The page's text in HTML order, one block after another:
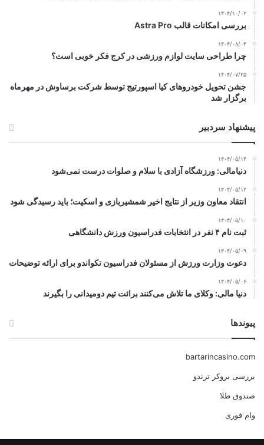
۱۴۰۴/۱۰/۰۲
بررسی امکانات قالب Astra Pro
۱۴۰۴/۰۸/۰۴
چرا طراحی سایت لوازم ورزشی در کرج فکر خوبی است؟
۱۴۰۴/۰۷/۲۵
جشن تحویل خودروهای کیا اسپورتیج توسط شرکت برساوش در مهرماه
برگزار شد
پیشنهاد سردبیر
۱۴۰۴/۰۵/۱۴
دنیامالی: ورزشگاه آزادی با سلام و صلوات درست نمی‌شود
۱۴۰۴/۰۵/۱۲
انتقاد معاون وزیر از نتایج اخیر شمشیربازی و اسکیت؛ باید رسیدگی شود
۱۴۰۴/۰۵/۱۰
ثبت نام ۴ نفر در انتخابات فدراسیون ورزش دانشگاهی
۱۴۰۴/۰۵/۰۹
دعوت وزارت ورزش از مسئولان فدراسیون تکواندو برای ارائه توضیحات
۱۴۰۴/۰۵/۰۶
دنیا مالی: وکلای ما تلاش می‌کنند برائت تیم دومیدانی را بگیرند
پیوندها
bartarincasino.com
بررسی بروکر ترندو
صندوق طلا
وام فوری